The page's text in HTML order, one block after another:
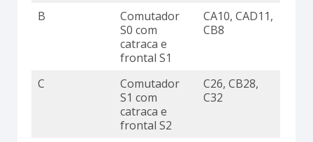
B
Comutador
S0 com
catraca e
frontal S1
CA10, CAD11,
CB8
C
Comutador
S1 com
catraca e
frontal S2
C26, CB28,
C32